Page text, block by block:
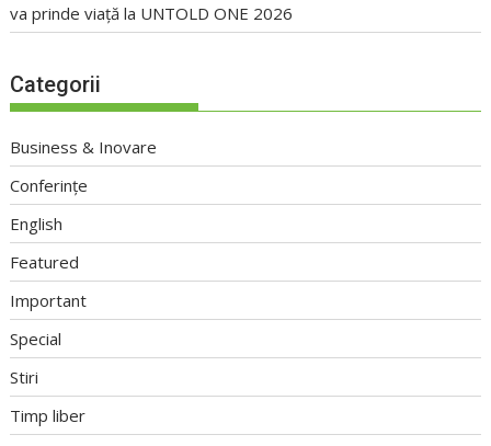
va prinde viață la UNTOLD ONE 2026
Categorii
Business & Inovare
Conferințe
English
Featured
Important
Special
Stiri
Timp liber